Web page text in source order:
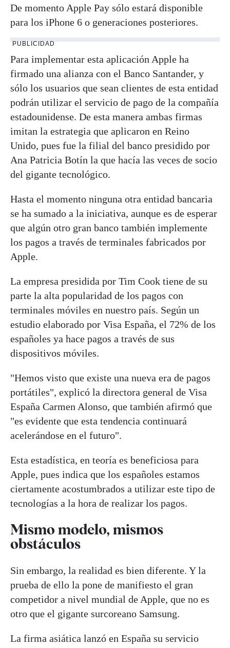
De momento Apple Pay sólo estará disponible
para los iPhone 6 o generaciones posteriores.
PUBLICIDAD
Para implementar esta aplicación Apple ha
firmado una alianza con el Banco Santander, y
sólo los usuarios que sean clientes de esta entidad
podrán utilizar el servicio de pago de la compañía
estadounidense. De esta manera ambas firmas
imitan la estrategia que aplicaron en Reino
Unido, pues fue la filial del banco presidido por
Ana Patricia Botín la que hacía las veces de socio
del gigante tecnológico.
Hasta el momento ninguna otra entidad bancaria
se ha sumado a la iniciativa, aunque es de esperar
que algún otro gran banco también implemente
los pagos a través de terminales fabricados por
Apple.
La empresa presidida por Tim Cook tiene de su
parte la alta popularidad de los pagos con
terminales móviles en nuestro país. Según un
estudio elaborado por Visa España, el 72% de los
españoles ya hace pagos a través de sus
dispositivos móviles.
"Hemos visto que existe una nueva era de pagos
portátiles", explicó la directora general de Visa
España Carmen Alonso, que también afirmó que
"es evidente que esta tendencia continuará
acelerándose en el futuro".
Esta estadística, en teoría es beneficiosa para
Apple, pues indica que los españoles estamos
ciertamente acostumbrados a utilizar este tipo de
tecnologías a la hora de realizar los pagos.
Mismo modelo, mismos
obstáculos
Sin embargo, la realidad es bien diferente. Y la
prueba de ello la pone de manifiesto el gran
competidor a nivel mundial de Apple, que no es
otro que el gigante surcoreano Samsung.
La firma asiática lanzó en España su servicio